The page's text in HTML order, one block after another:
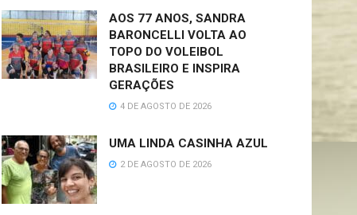
AOS 77 ANOS, SANDRA
BARONCELLI VOLTA AO
TOPO DO VOLEIBOL
BRASILEIRO E INSPIRA
GERAÇÕES
4 DE AGOSTO DE 2026
UMA LINDA CASINHA AZUL
2 DE AGOSTO DE 2026